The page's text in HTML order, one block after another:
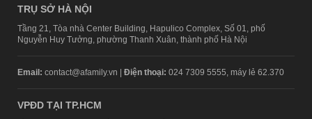
TRỤ SỞ HÀ NỘI
Tầng 21, Tòa nhà Center Building, Hapulico Complex, Số 01, phố
Nguyễn Huy Tưởng, phường Thanh Xuân, thành phố Hà Nội
Email: contact@afamily.vn | Điện thoại: 024 7309 5555, máy lẻ 62.370
VPĐD TẠI TP.HCM